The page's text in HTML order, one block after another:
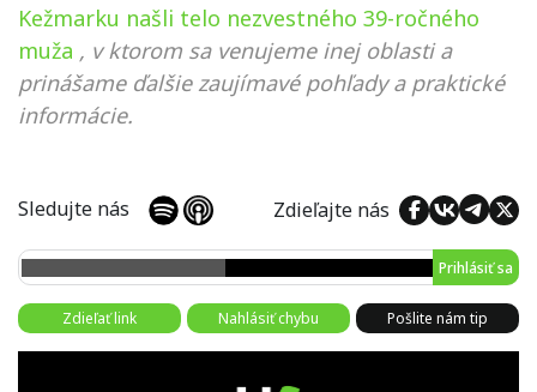
Kežmarku našli telo nezvestného 39-ročného
muža , v ktorom sa venujeme inej oblasti a
prinášame ďalšie zaujímavé pohľady a praktické
informácie.
Sledujte nás Zdieľajte nás
Prihlásiť sa
Zdieľať link Nahlásiť chybu Pošlite nám tip